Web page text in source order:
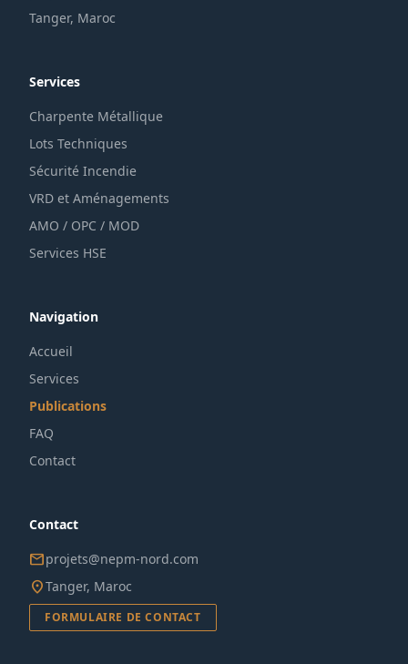
Tanger, Maroc
Services
Charpente Métallique
Lots Techniques
Sécurité Incendie
VRD et Aménagements
AMO / OPC / MOD
Services HSE
Navigation
Accueil
Services
Publications
FAQ
Contact
Contact
mailprojets@nepm-nord.com
location_onTanger, Maroc
FORMULAIRE DE CONTACT